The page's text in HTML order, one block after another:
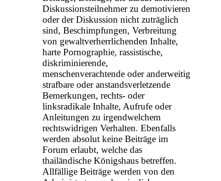
Diskussionsteilnehmer zu demotivieren
oder der Diskussion nicht zuträglich
sind, Beschimpfungen, Verbreitung
von gewaltverherrlichenden Inhalte,
harte Pornographie, rassistische,
diskriminierende,
menschenverachtende oder anderweitig
strafbare oder anstandsverletzende
Bemerkungen, rechts- oder
linksradikale Inhalte, Aufrufe oder
Anleitungen zu irgendwelchem
rechtswidrigen Verhalten. Ebenfalls
werden absolut keine Beiträge im
Forum erlaubt, welche das
thailändische Königshaus betreffen.
Allfällige Beiträge werden von den